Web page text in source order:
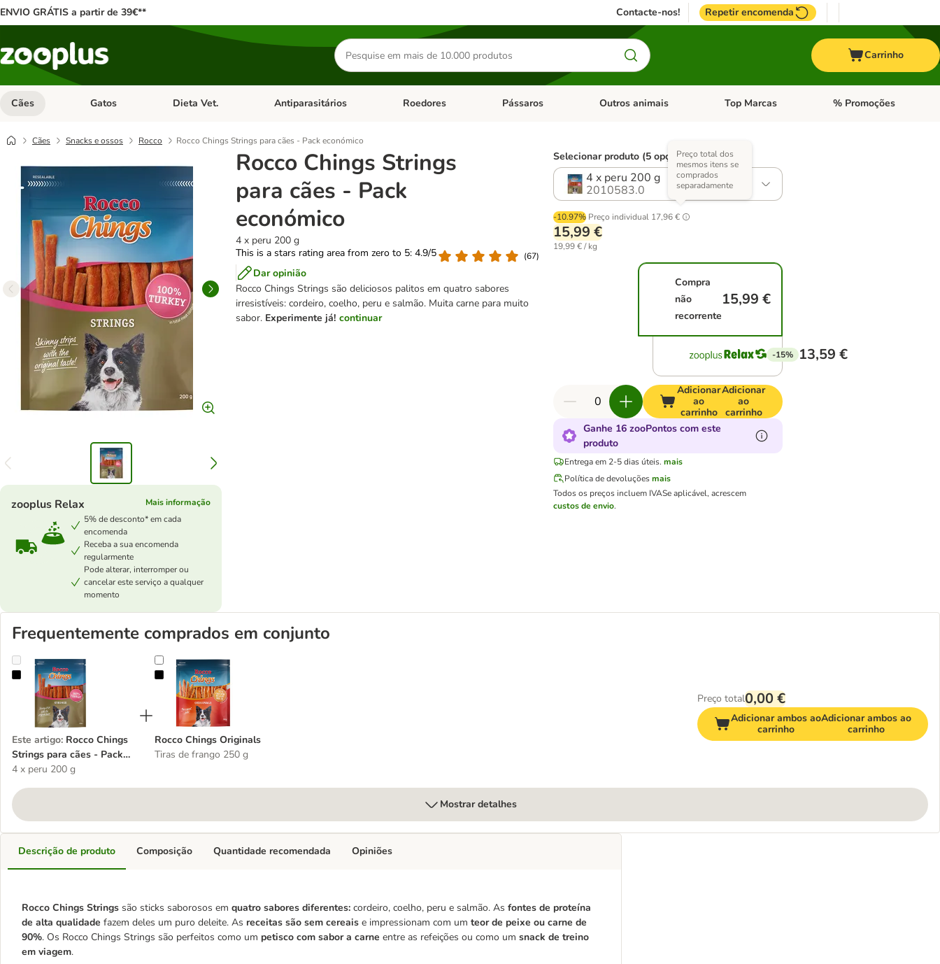
ENVIO GRÁTIS a partir de 39€** Contacte-nos! Repetir encomenda
Pesquisar
produtos
Carrinho
Cães Abrir menu de categoria: Cães
Gatos Abrir menu de categoria: Gatos
Dieta Vet. Abrir menu de categoria: Dieta Vet.
Antiparasitários Abrir menu de categoria: Antiparasitários
Roedores Abrir menu de categoria: Roedores
Pássaros Abrir menu de categoria: Pássaros
Outros animais Abrir menu de categoria: Outros animais
Top Marcas Abrir menu de categoria:
% Promoções
Cães Snacks e ossos Rocco Rocco Chings Strings para cães - Pack económico
Rocco Chings Strings
para cães - Pack
económico
4 x peru 200 g
This is a stars rating area from zero to 5: 4.9/5
(67)
Dar opinião
Rocco Chings Strings são deliciosos palitos em quatro sabores
irresistíveis: cordeiro, coelho, peru e salmão. Muita carne para muito
sabor. Experimente já! continuar
zooplus Relax
Mais informação
5% de desconto* em cada
encomenda
Receba a sua encomenda
regularmente
Pode alterar, interromper ou
cancelar este serviço a qualquer
momento
Selecionar produto (5 opções)
4 x peru 200 g
2010583.0
-10.97% Preço individual 17,96 €
Preço total dos
mesmos itens se
comprados
separadamente
15,99 €
19,99 € / kg
Compra
não
recorrente
15,99 €
-15% 13,59 €
Adicionar
ao
carrinho
Adicionar
ao
carrinho
Ganhe 16 zooPontos com este
produto
Entrega em 2-5 dias úteis. mais
Política de devoluçõesmais
Todos os preços incluem IVASe aplicável, acrescem
custos de envio.
Frequentemente comprados em conjunto
Rocco Chings Strings para cães - Pack económico
Este artigo: Rocco Chings
Strings para cães - Pack
económico
4 x peru 200 g
Rocco Chings Originals
Rocco Chings Originals
Tiras de frango 250 g
Preço total0,00 €
Adicionar ambos ao
carrinho
Adicionar ambos ao
carrinho
Mostrar detalhes
Descrição de produto
Rocco Chings Strings são sticks saborosos em quatro sabores diferentes: cordeiro, coelho, peru e salmão. As fontes de proteína
de alta qualidade fazem deles um puro deleite. As receitas são sem cereais e impressionam com um teor de peixe ou carne de
90%. Os Rocco Chings Strings são perfeitos como um petisco com sabor a carne entre as refeições ou como um snack de treino
em viagem.
Composição Quantidade recomendada Opiniões